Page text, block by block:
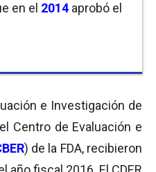
en el 2014 aprobó el
e Investigación de
Centro de Evaluación e
) de la FDA, recibieron